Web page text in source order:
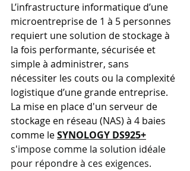
L’infrastructure informatique d’une
microentreprise de 1 à 5 personnes
requiert une solution de stockage à
la fois performante, sécurisée et
simple à administrer, sans
nécessiter les couts ou la complexité
logistique d’une grande entreprise.
La mise en place d'un serveur de
stockage en réseau (NAS) à 4 baies
comme le SYNOLOGY DS925+
s'impose comme la solution idéale
pour répondre à ces exigences.